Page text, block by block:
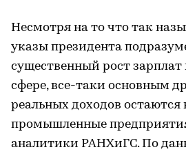
Несмотря на то что так
указы президента
существенный рост
сфере, все-таки основным
реальных доходов остаются
промышленные
аналитики РАНХиГС. По